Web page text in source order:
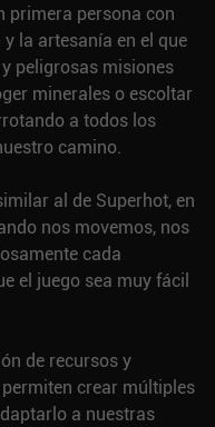
primera persona con
la artesanía en el que
peligrosas misiones
minerales o escoltar
a todos los
camino.
al de Superhot, en
nos movemos, nos
cada
el juego sea muy fácil
de recursos y
crear múltiples
a nuestras